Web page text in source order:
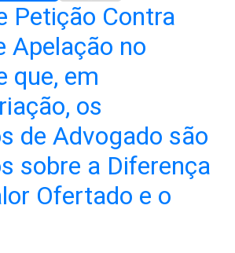
Petição Contra
Apelação no
que, em
os
de Advogado são
sobre a Diferença
Ofertado e o